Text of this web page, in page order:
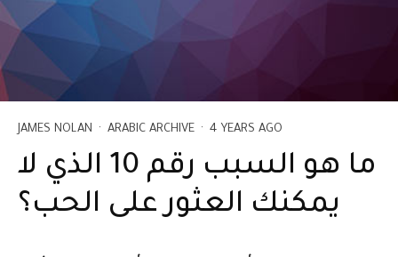
JAMES NOLAN · ARABIC ARCHIVE · 4 YEARS AGO
ما هو السبب رقم 10 الذي لا
يمكنك العثور على الحب؟